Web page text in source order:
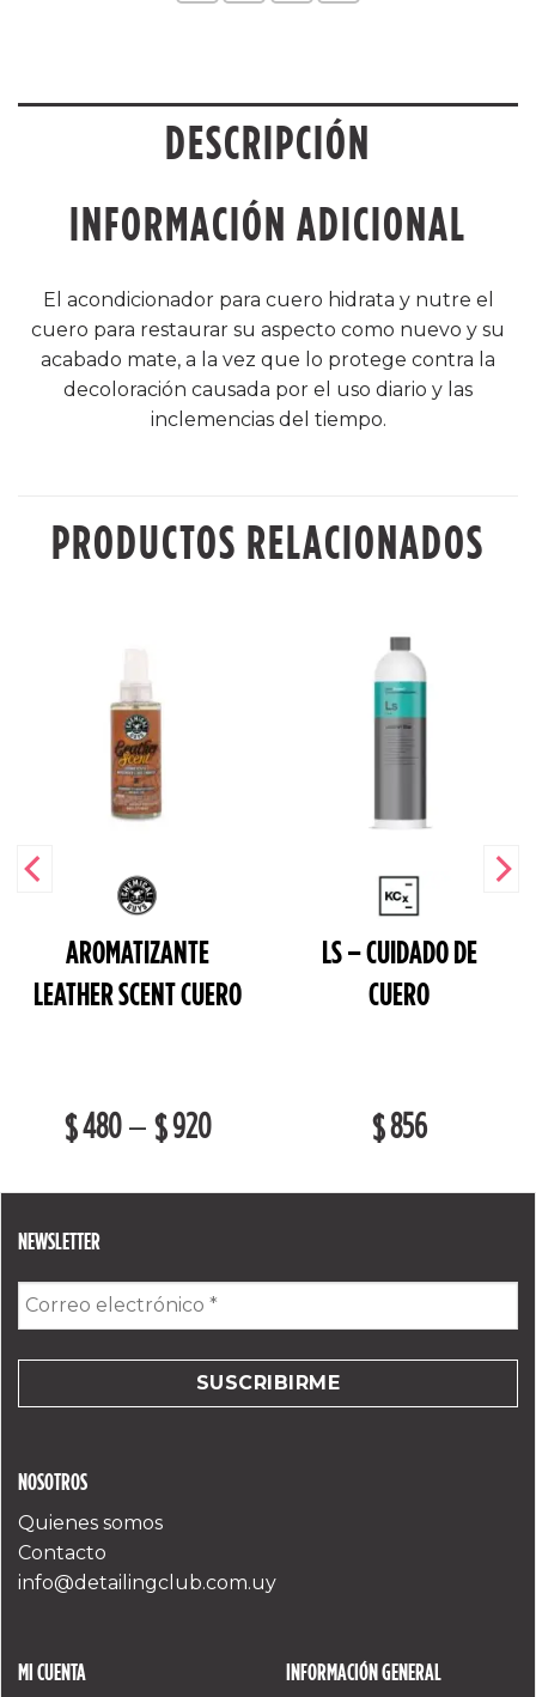
DESCRIPCIÓN
INFORMACIÓN ADICIONAL
El acondicionador para cuero hidrata y nutre el
cuero para restaurar su aspecto como nuevo y su
acabado mate, a la vez que lo protege contra la
decoloración causada por el uso diario y las
inclemencias del tiempo.
PRODUCTOS RELACIONADOS
AROMATIZANTE
LEATHER SCENT CUERO
$480– $920
LS – CUIDADO DE
CUERO
$856
NOSOTROS
Quienes somos
Contacto
info@detailingclub.com.uy
MI CUENTA INFORMACIÓN GENERAL
NEWSLETTER
Correo
electrónico